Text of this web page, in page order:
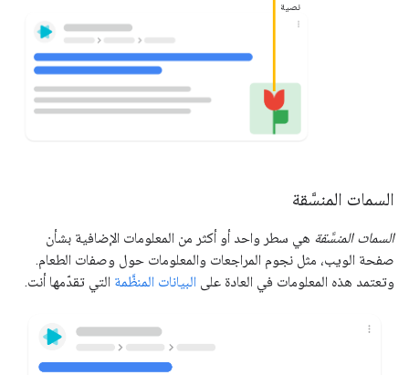
نصية
السمات المنسَّقة
السمات المنسَّقة هي سطر واحد أو أكثر من المعلومات الإضافية بشأن
صفحة الويب، مثل نجوم المراجعات والمعلومات حول وصفات الطعام.
وتعتمد هذه المعلومات في العادة على البيانات المنظَّمة التي تقدّمها أنت.